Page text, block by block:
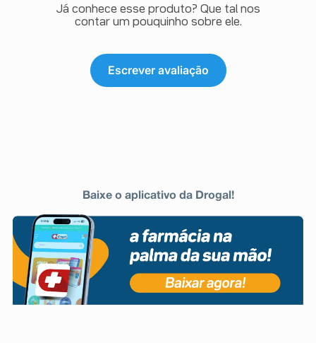
Já conhece esse produto? Que tal nos
contar um pouquinho sobre ele.
Escrever avaliação
Baixe o aplicativo da Drogal!